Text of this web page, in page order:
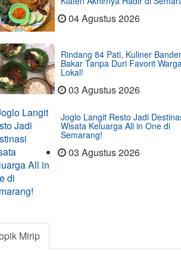
04 Agustus 2026
Rindang 84 Pati, Kuliner
Bakar Tanpa Duri Favorit
Lokal!
03 Agustus 2026
Joglo Langit Resto Jadi
Wisata Keluarga All in One di
Semarang!
03 Agustus 2026
Mirip